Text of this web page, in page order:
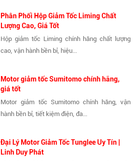
Phân Phối Hộp Giảm Tốc Liming Chất
Lượng Cao, Giá Tốt
Hộp giảm tốc Liming chính hãng chất lượng
cao, vận hành bền bỉ, hiệu...
Motor giảm tốc Sumitomo chính hãng,
giá tốt
Motor giảm tốc Sumitomo chính hãng, vận
hành bền bỉ, tiết kiệm điện, đa...
Đại Lý Motor Giảm Tốc Tunglee Uy Tín |
Linh Duy Phát